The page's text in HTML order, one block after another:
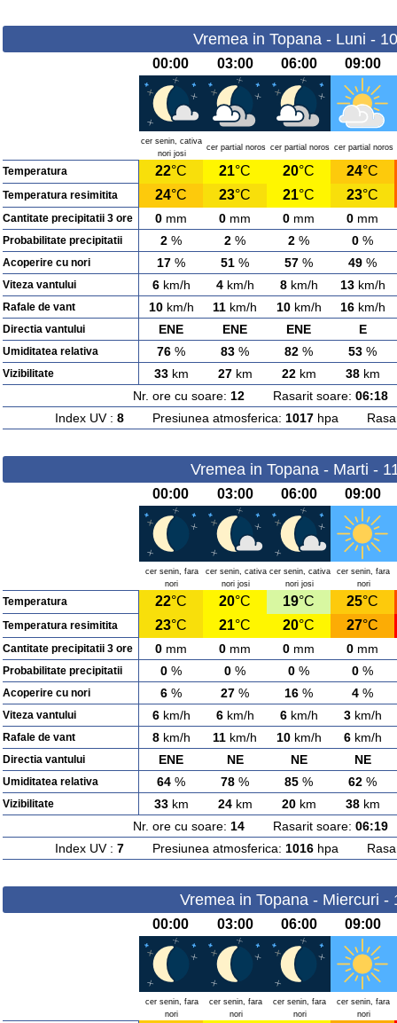
Vremea in Topana - Luni -
00:00 03:00 06:00 09:00
cer senin, cativa
nori josi
cer partial noros cer partial noros cer partial noros
Temperatura 22°C 21°C 20°C 24°C
Temperatura resimitita 24°C 23°C 21°C 23°C
Cantitate precipitatii 3 ore 0 mm 0 mm 0 mm 0 mm
Probabilitate precipitatii 2 % 2 % 2 % 0 %
Acoperire cu nori 17 % 51 % 57 % 49 %
Viteza vantului 6km/h 4km/h 8km/h 13km/h
Rafale de vant 10km/h 11 km/h 10km/h 16km/h
Directia vantului ENE ENE ENE E
Umiditatea relativa 76 % 83 % 82 % 53 %
Vizibilitate 33km 27km 22km 38km
Nr. ore cu soare: 12Rasarit soare: 06:18
Index UV : 8Presiunea atmosferica: 1017hpa
Vremea in Topana - Marti -
00:00 03:00 06:00 09:00
cer senin, fara
nori
cer senin, cativa
nori josi
cer senin, cativa
nori josi
cer senin, fara
nori
Temperatura 22°C 20°C 19°C 25°C
Temperatura resimitita 23°C 21°C 20°C 27°C
Cantitate precipitatii 3 ore 0 mm 0 mm 0 mm 0 mm
Probabilitate precipitatii 0 % 0 % 0 % 0 %
Acoperire cu nori 6 % 27 % 16 % 4 %
Viteza vantului 6km/h 6km/h 6km/h 3km/h
Rafale de vant 8km/h 11 km/h 10km/h 6km/h
Directia vantului ENE NE NE NE
Umiditatea relativa 64 % 78 % 85 % 62 %
Vizibilitate 33km 24km 20km 38km
Nr. ore cu soare: 14Rasarit soare: 06:19
Index UV : 7Presiunea atmosferica: 1016hpa
Vremea in Topana - Miercuri -
00:00 03:00 06:00 09:00
cer senin, fara
nori
cer senin, fara
nori
cer senin, fara
nori
cer senin, fara
nori